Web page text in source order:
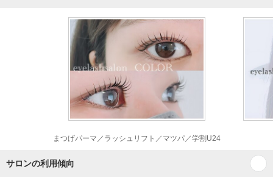
まつげパーマ／ラッシュリフト／マツパ／学割U24
サロンの利用傾向